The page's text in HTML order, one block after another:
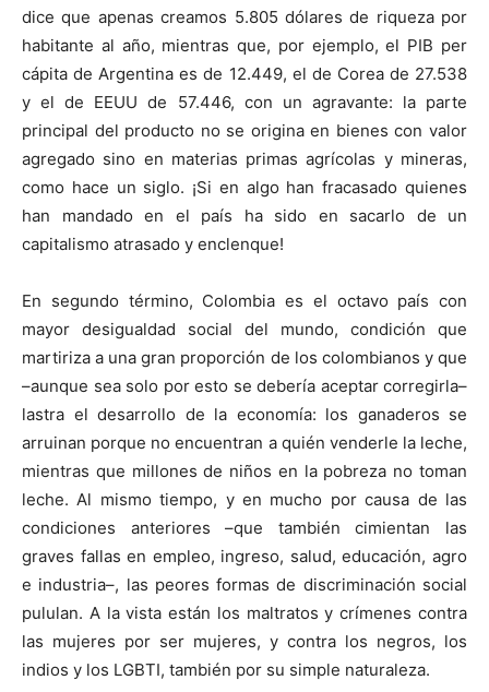
dice que apenas creamos 5.805 dólares de riqueza por
habitante al año, mientras que, por ejemplo, el PIB per
cápita de Argentina es de 12.449, el de Corea de 27.538
y el de EEUU de 57.446, con un agravante: la parte
principal del producto no se origina en bienes con valor
agregado sino en materias primas agrícolas y mineras,
como hace un siglo. ¡Si en algo han fracasado quienes
han mandado en el país ha sido en sacarlo de un
capitalismo atrasado y enclenque!
En segundo término, Colombia es el octavo país con
mayor desigualdad social del mundo, condición que
martiriza a una gran proporción de los colombianos y que
–aunque sea solo por esto se debería aceptar corregirla–
lastra el desarrollo de la economía: los ganaderos se
arruinan porque no encuentran a quién venderle la leche,
mientras que millones de niños en la pobreza no toman
leche. Al mismo tiempo, y en mucho por causa de las
condiciones anteriores –que también cimientan las
graves fallas en empleo, ingreso, salud, educación, agro
e industria–, las peores formas de discriminación social
pululan. A la vista están los maltratos y crímenes contra
las mujeres por ser mujeres, y contra los negros, los
indios y los LGBTI, también por su simple naturaleza.